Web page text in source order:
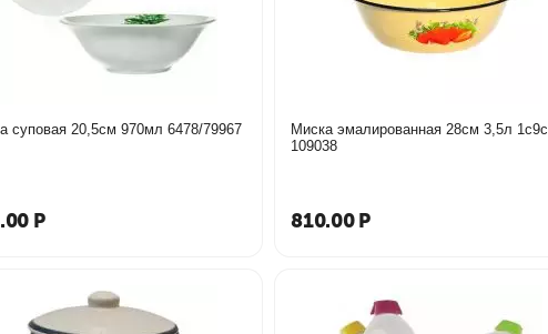
Миска суповая 20,5см 970мл 6478/79967
Р
Миска эмалированная 28см 3,5л 1с9с
109038
810.00 Р